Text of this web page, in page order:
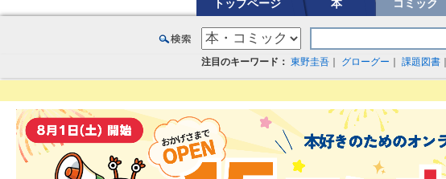
トップページ 本 コミック
注目のキーワード： 東野圭吾 グローグー 課題図書